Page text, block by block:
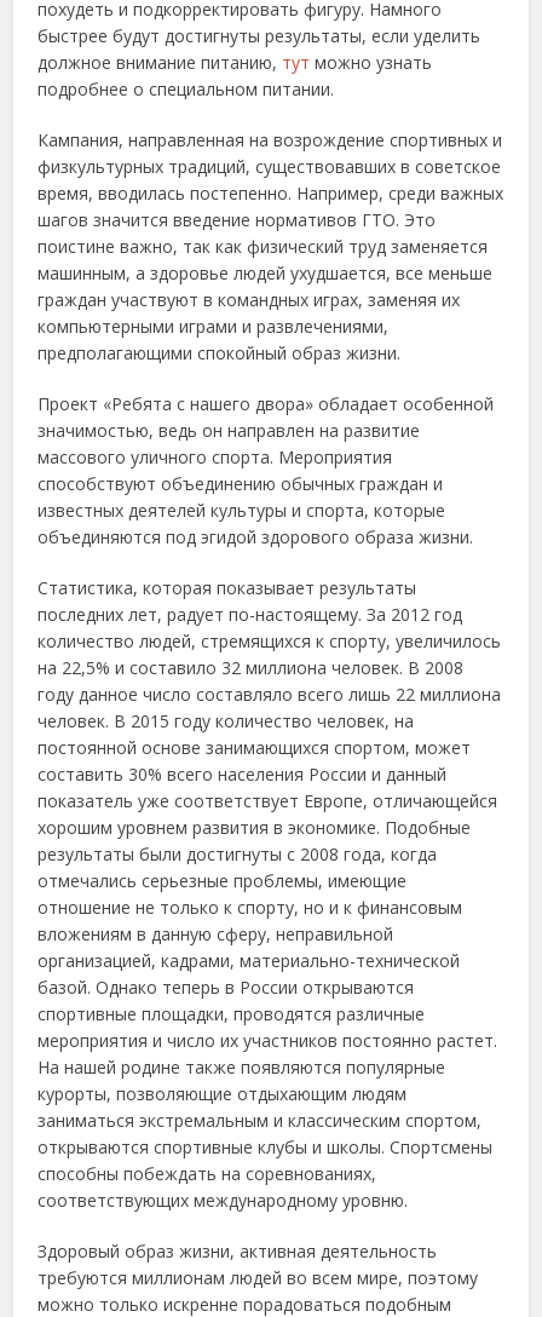
похудеть и подкорректировать фигуру. Намного
быстрее будут достигнуты результаты, если уделить
должное внимание питанию, тут можно узнать
подробнее о специальном питании.
Кампания, направленная на возрождение спортивных и
физкультурных традиций, существовавших в советское
время, вводилась постепенно. Например, среди важных
шагов значится введение нормативов ГТО. Это
поистине важно, так как физический труд заменяется
машинным, а здоровье людей ухудшается, все меньше
граждан участвуют в командных играх, заменяя их
компьютерными играми и развлечениями,
предполагающими спокойный образ жизни.
Проект «Ребята с нашего двора» обладает особенной
значимостью, ведь он направлен на развитие
массового уличного спорта. Мероприятия
способствуют объединению обычных граждан и
известных деятелей культуры и спорта, которые
объединяются под эгидой здорового образа жизни.
Статистика, которая показывает результаты
последних лет, радует по-настоящему. За 2012 год
количество людей, стремящихся к спорту, увеличилось
на 22,5% и составило 32 миллиона человек. В 2008
году данное число составляло всего лишь 22 миллиона
человек. В 2015 году количество человек, на
постоянной основе занимающихся спортом, может
составить 30% всего населения России и данный
показатель уже соответствует Европе, отличающейся
хорошим уровнем развития в экономике. Подобные
результаты были достигнуты с 2008 года, когда
отмечались серьезные проблемы, имеющие
отношение не только к спорту, но и к финансовым
вложениям в данную сферу, неправильной
организацией, кадрами, материально-технической
базой. Однако теперь в России открываются
спортивные площадки, проводятся различные
мероприятия и число их участников постоянно растет.
На нашей родине также появляются популярные
курорты, позволяющие отдыхающим людям
заниматься экстремальным и классическим спортом,
открываются спортивные клубы и школы. Спортсмены
способны побеждать на соревнованиях,
соответствующих международному уровню.
Здоровый образ жизни, активная деятельность
требуются миллионам людей во всем мире, поэтому
можно только искренне порадоваться подобным